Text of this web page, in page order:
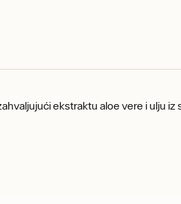
ekstraktu aloe vere i ulju